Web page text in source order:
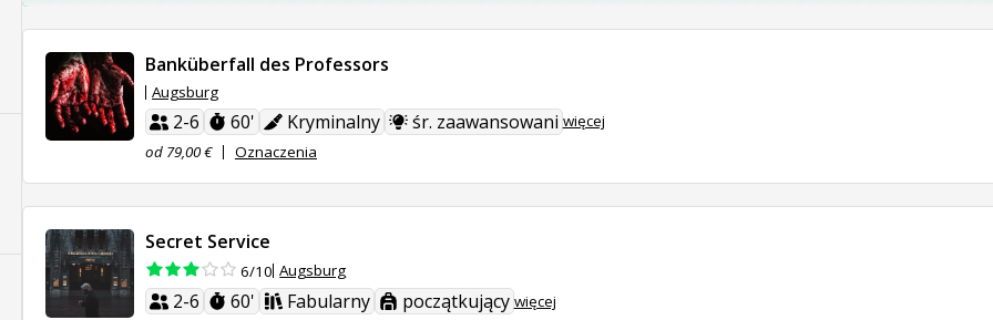
Banküberfall des Professors
Augsburg
2-6 60' Kryminalny śr. zaawansowani więcej
od 79,00 €
Oznaczenia
Secret Service
6/10 Augsburg
2-6 60' Fabularny początkujący więcej